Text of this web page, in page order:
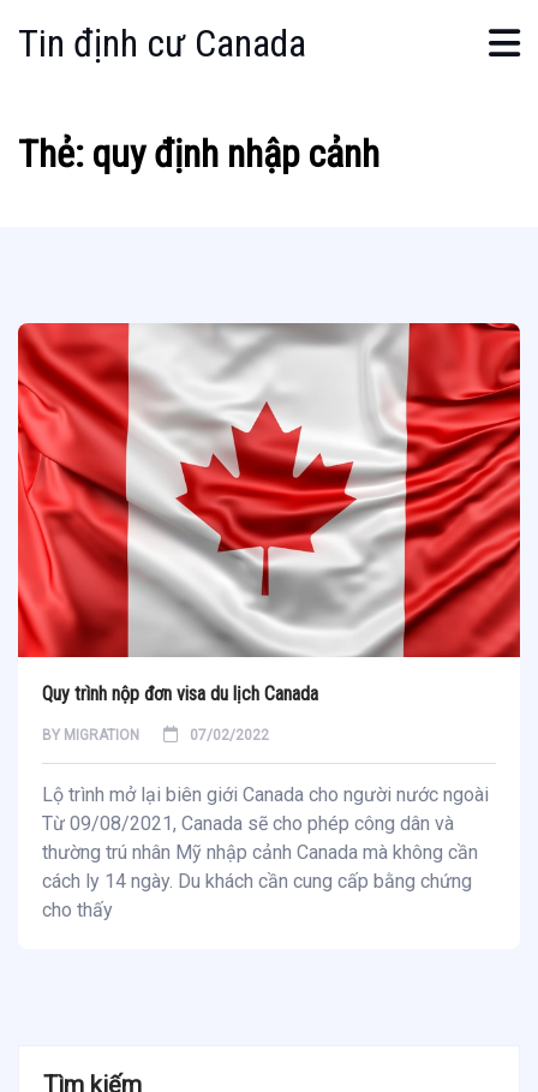
Tin định cư Canada
Thẻ: quy định nhập cảnh
Quy trình nộp đơn visa du lịch Canada
BY MIGRATION 07/02/2022
Lộ trình mở lại biên giới Canada cho người nước ngoài
Từ 09/08/2021, Canada sẽ cho phép công dân và
thường trú nhân Mỹ nhập cảnh Canada mà không cần
cách ly 14 ngày. Du khách cần cung cấp bằng chứng
cho thấy
Tìm kiếm